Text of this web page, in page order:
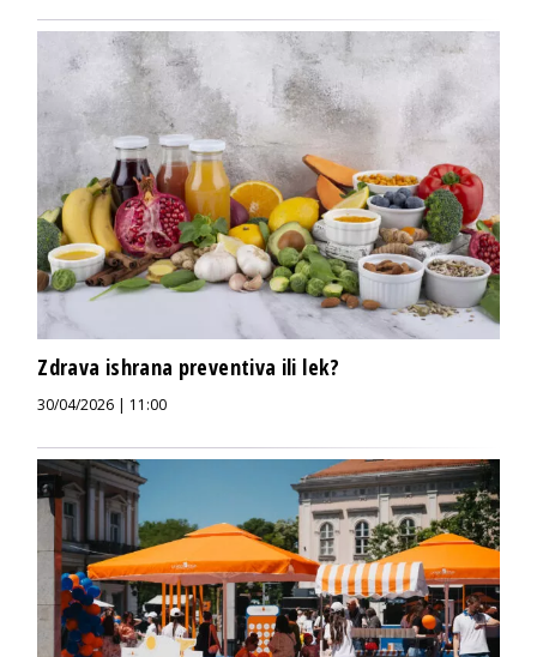
Zdrava ishrana preventiva ili lek?
30/04/2026 | 11:00